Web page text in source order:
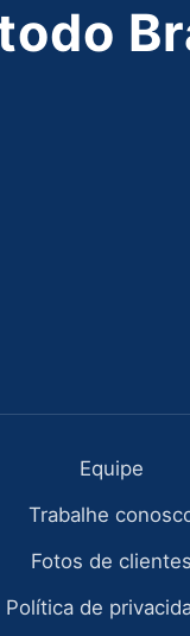
Equipe
Trabalhe
Fotos de clientes
Política de